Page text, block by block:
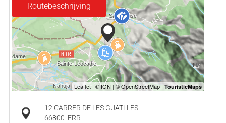
Routebeschrijving
12 CARRER DE LES GUATLLES
66800 ERR